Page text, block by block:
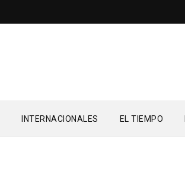
INTERNACIONALES EL TIEMPO